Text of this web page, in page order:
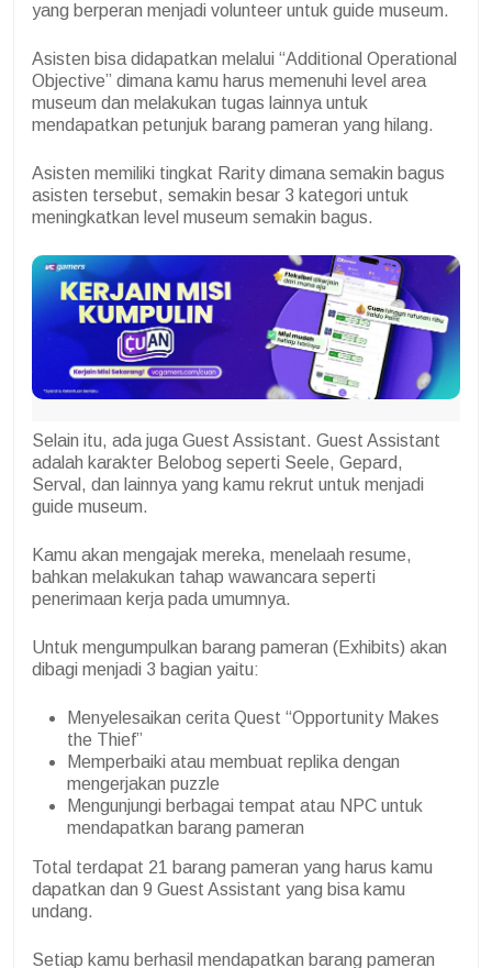
yang berperan menjadi volunteer untuk guide museum.
Asisten bisa didapatkan melalui “Additional Operational
Objective” dimana kamu harus memenuhi level area
museum dan melakukan tugas lainnya untuk
mendapatkan petunjuk barang pameran yang hilang.
Asisten memiliki tingkat Rarity dimana semakin bagus
asisten tersebut, semakin besar 3 kategori untuk
meningkatkan level museum semakin bagus.
Selain itu, ada juga Guest Assistant. Guest Assistant
adalah karakter Belobog seperti Seele, Gepard,
Serval, dan lainnya yang kamu rekrut untuk menjadi
guide museum.
Kamu akan mengajak mereka, menelaah resume,
bahkan melakukan tahap wawancara seperti
penerimaan kerja pada umumnya.
Untuk mengumpulkan barang pameran (Exhibits) akan
dibagi menjadi 3 bagian yaitu:
Menyelesaikan cerita Quest “Opportunity Makes
the Thief”
Memperbaiki atau membuat replika dengan
mengerjakan puzzle
Mengunjungi berbagai tempat atau NPC untuk
mendapatkan barang pameran
Total terdapat 21 barang pameran yang harus kamu
dapatkan dan 9 Guest Assistant yang bisa kamu
undang.
Setiap kamu berhasil mendapatkan barang pameran